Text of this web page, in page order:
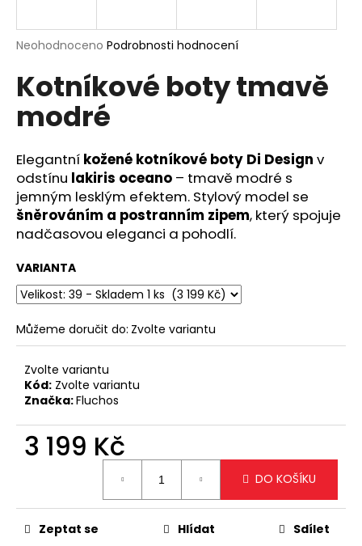
Průměrné
produktu
je
hvězdiček.
Neohodnoceno Podrobnosti hodnocení
Kotníkové boty tmavě
modré
Elegantní kožené kotníkové boty Di Design v
odstínu lakiris oceano – tmavě modré s
jemným lesklým efektem. Stylový model se
šněrováním a postranním zipem, který spojuje
nadčasovou eleganci a pohodlí.
VARIANTA
Můžeme doručit do: Zvolte variantu
Zvolte variantu
Kód: Zvolte variantu
Značka:Fluchos
3 199 Kč
DO KOŠÍKU
Zeptat se Hlídat Sdílet
j
t
?
HLEDAT
D
o
p
o
r
u
č
u
m
e
KRÉMOVÁ
KABELKA